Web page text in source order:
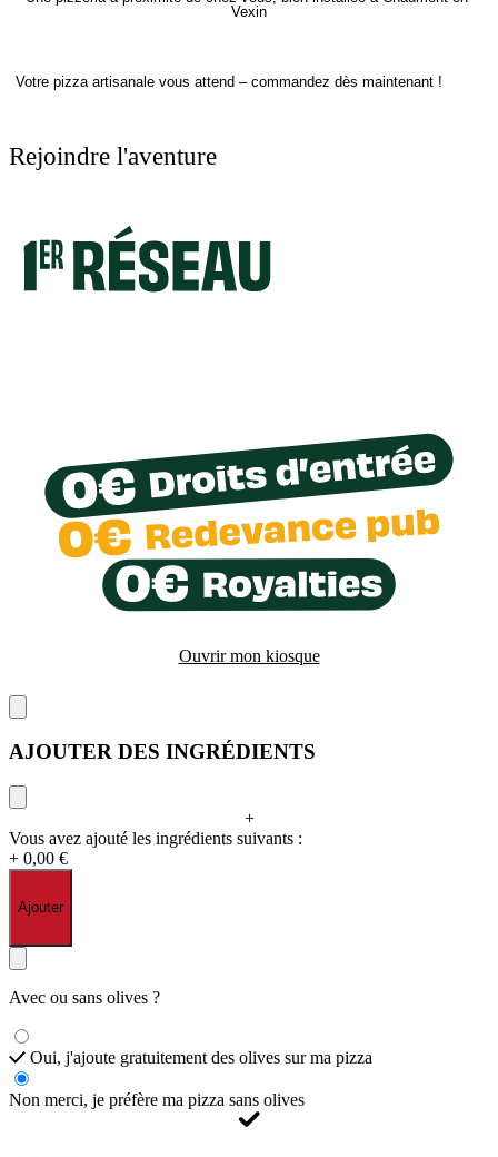
Vexin
Votre pizza artisanale vous attend – commandez dès maintenant !
Rejoindre l'aventure
Ouvrir mon kiosque
AJOUTER DES INGRÉDIENTS
+
Vous avez ajouté les ingrédients suivants :
+ 0,00 €
Ajouter
Avec ou sans olives ?
Oui, j'ajoute gratuitement des olives sur ma pizza
Non merci, je préfère ma pizza sans olives